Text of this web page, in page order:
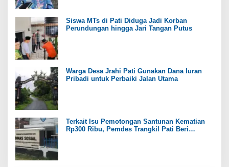
Siswa MTs di Pati Diduga Jadi Korban
Perundungan hingga Jari Tangan Putus
Warga Desa Jrahi Pati Gunakan Dana Iuran
Pribadi untuk Perbaiki Jalan Utama
Terkait Isu Pemotongan Santunan Kematian
Rp300 Ribu, Pemdes Trangkil Pati Beri